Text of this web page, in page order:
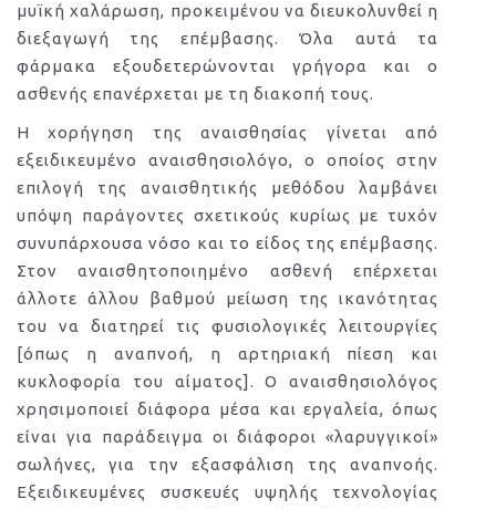
μυϊκή χαλάρωση, προκειμένου να διευκολυνθεί η
διεξαγωγή της επέμβασης. Όλα αυτά τα
φάρμακα εξουδετερώνονται γρήγορα και ο
ασθενής επανέρχεται με τη διακοπή τους.
Η χορήγηση της αναισθησίας γίνεται από
εξειδικευμένο αναισθησιολόγο, ο οποίος στην
επιλογή της αναισθητικής μεθόδου λαμβάνει
υπόψη παράγοντες σχετικούς κυρίως με τυχόν
συνυπάρχουσα νόσο και το είδος της επέμβασης.
Στον αναισθητοποιημένο ασθενή επέρχεται
άλλοτε άλλου βαθμού μείωση της ικανότητας
του να διατηρεί τις φυσιολογικές λειτουργίες
[όπως η αναπνοή, η αρτηριακή πίεση και
κυκλοφορία του αίματος]. Ο αναισθησιολόγος
χρησιμοποιεί διάφορα μέσα και εργαλεία, όπως
είναι για παράδειγμα οι διάφοροι «λαρυγγικοί»
σωλήνες, για την εξασφάλιση της αναπνοής.
Εξειδικευμένες συσκευές υψηλής τεχνολογίας